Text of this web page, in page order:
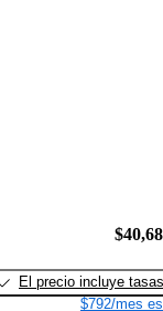
El precio incluye tasas
$792/mes